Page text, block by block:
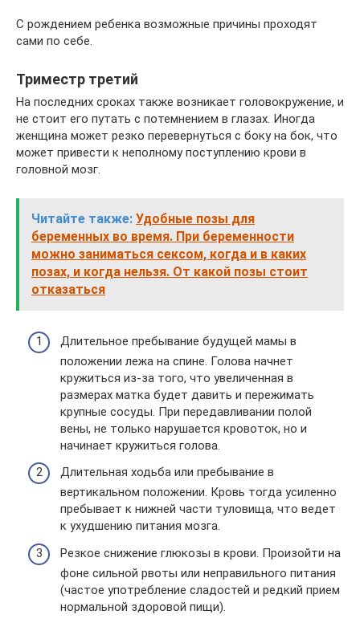
С рождением ребенка возможные причины проходят
сами по себе.
Триместр третий
На последних сроках также возникает головокружение, и
не стоит его путать с потемнением в глазах. Иногда
женщина может резко перевернуться с боку на бок, что
может привести к неполному поступлению крови в
головной мозг.
Читайте также: Удобные позы для
беременных во время. При беременности
можно заниматься сексом, когда и в каких
позах, и когда нельзя. От какой позы стоит
отказаться
Длительное пребывание будущей мамы в
положении лежа на спине. Голова начнет
кружиться из-за того, что увеличенная в
размерах матка будет давить и пережимать
крупные сосуды. При передавливании полой
вены, не только нарушается кровоток, но и
начинает кружиться голова.
Длительная ходьба или пребывание в
вертикальном положении. Кровь тогда усиленно
пребывает к нижней части туловища, что ведет
к ухудшению питания мозга.
Резкое снижение глюкозы в крови. Произойти на
фоне сильной рвоты или неправильного питания
(частое употребление сладостей и редкий прием
нормальной здоровой пищи).